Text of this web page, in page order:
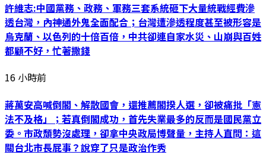
許維志:中國黨務、政務、軍務三套系統砸下大量統戰經費滲
透台灣，內神通外鬼全面配合；台灣遭滲透程度甚至被形容是
烏克蘭、以色列的十倍百倍，中共卻連自家水災、山崩與百姓
都顧不好，忙著撒錢
16 小時前
蔣萬安高喊倒閣、解散國會，還推薦閣揆人選，卻被痛批「憲
法不及格」；若真倒閣成功，首先失業最多的反而是國民黨立
委。市政頹勢沒處理，卻拿中央政局博聲量，主持人直問：這
關台北市長屁事？說穿了只是政治作秀